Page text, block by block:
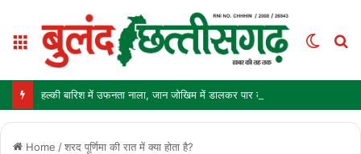
Menu
Switch
Home /शरद पूर्णिमा की रात में क्या होता है?